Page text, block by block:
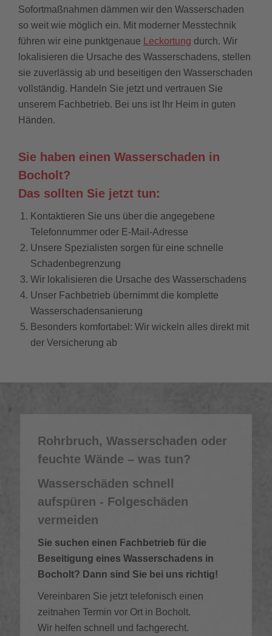
Sofortmaßnahmen dämmen wir den Wasserschaden
so weit wie möglich ein. Mit moderner Messtechnik
führen wir eine punktgenaue
Leckortung durch. Wir
lokalisieren die Ursache des Wasserschadens, stellen
sie zuverlässig ab und beseitigen den Wasserschaden
vollständig. Handeln Sie jetzt und vertrauen Sie
unserem Fachbetrieb. Bei uns ist Ihr Heim in guten
Händen.
Sie haben einen Wasserschaden in
Bocholt?
Das sollten Sie jetzt tun:
Kontaktieren Sie uns über die angegebene
Telefonnummer oder E-Mail-Adresse
Unsere Spezialisten sorgen für eine schnelle
Schadenbegrenzung
Wir lokalisieren die Ursache des Wasserschadens
Unser Fachbetrieb übernimmt die komplette
Wasserschadensanierung
Besonders komfortabel: Wir wickeln alles direkt mit
der Versicherung ab
Rohrbruch, Wasserschaden oder
feuchte Wände – was tun?
Wasserschäden schnell
aufspüren - Folgeschäden
vermeiden
Sie suchen einen Fachbetrieb für die
Beseitigung eines Wasserschadens in
Bocholt? Dann sind Sie bei uns richtig!
Vereinbaren Sie jetzt telefonisch einen
zeitnahen Termin vor Ort in Bocholt.
Wir helfen schnell und fachgerecht.